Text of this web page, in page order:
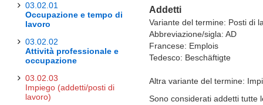
03.02.01
Occupazione e tempo di
lavoro
03.02.02
Attività professionale e
occupazione
03.02.03
Impiego (addetti/posti di
lavoro)
Addetti
Variante del termine: Posti di
Abbreviazione/sigla: AD
Francese: Emplois
Tedesco: Beschäftigte
Altra variante del termine:
Sono considerati addetti tutte